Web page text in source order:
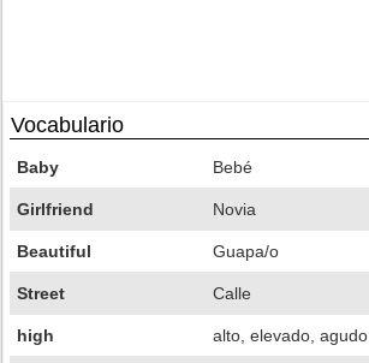
Vocabulario
Baby Bebé
Girlfriend Novia
Beautiful Guapa/o
Street Calle
high alto, elevado, agudo